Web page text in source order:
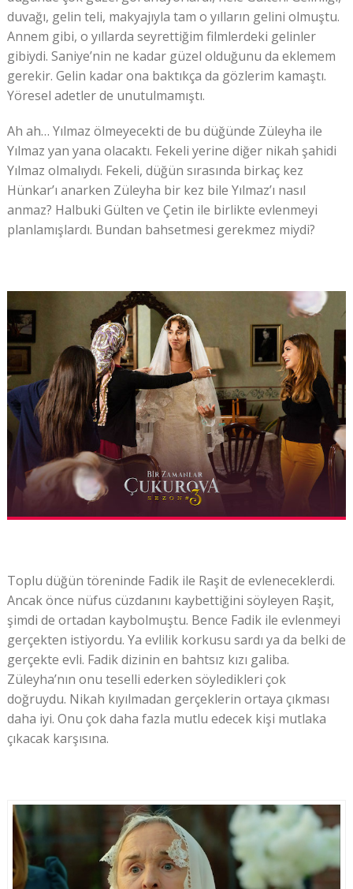
duvağı, gelin teli, makyajıyla tam o yılların gelini olmuştu.
Annem gibi, o yıllarda seyrettiğim filmlerdeki gelinler
gibiydi. Saniye’nin ne kadar güzel olduğunu da eklemem
gerekir. Gelin kadar ona baktıkça da gözlerim kamaştı.
Yöresel adetler de unutulmamıştı.
Ah ah… Yılmaz ölmeyecekti de bu düğünde Züleyha ile
Yılmaz yan yana olacaktı. Fekeli yerine diğer nikah şahidi
Yılmaz olmalıydı. Fekeli, düğün sırasında birkaç kez
Hünkar’ı anarken Züleyha bir kez bile Yılmaz’ı nasıl
anmaz? Halbuki Gülten ve Çetin ile birlikte evlenmeyi
planlamışlardı. Bundan bahsetmesi gerekmez miydi?
Toplu düğün töreninde Fadik ile Raşit de evleneceklerdi.
Ancak önce nüfus cüzdanını kaybettiğini söyleyen Raşit,
şimdi de ortadan kaybolmuştu. Bence Fadik ile evlenmeyi
gerçekten istiyordu. Ya evlilik korkusu sardı ya da belki de
gerçekte evli. Fadik dizinin en bahtsız kızı galiba.
Züleyha’nın onu teselli ederken söyledikleri çok
doğruydu. Nikah kıyılmadan gerçeklerin ortaya çıkması
daha iyi. Onu çok daha fazla mutlu edecek kişi mutlaka
çıkacak karşısına.